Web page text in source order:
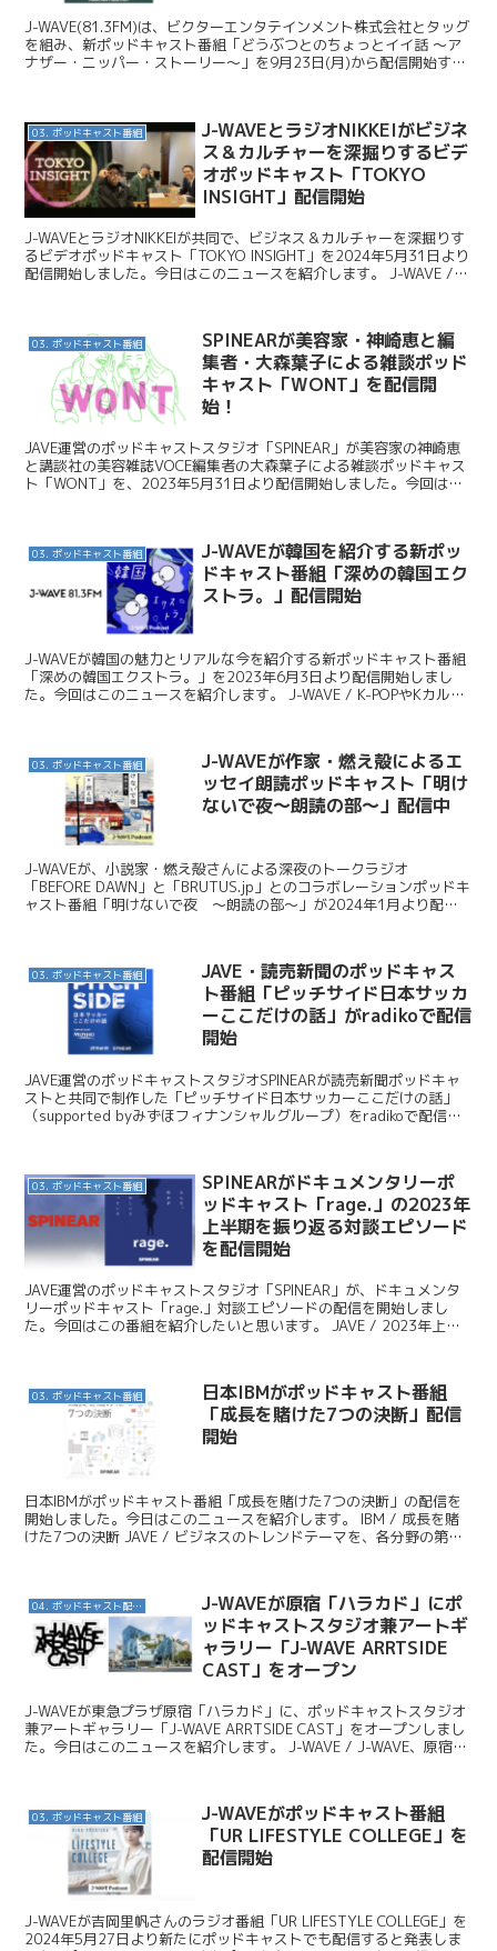
J-WAVE(81.3FM)は、ビクターエンタテインメント株式会社とタッグ
を組み、新ポッドキャスト番組「どうぶつとのちょっとイイ話 ～ア
ナザー・ニッパー・ストーリー～」を9月23日(月)から配信開始する
03. ポッドキャスト番組
J-WAVEとラジオNIKKEIがビジネ
ス＆カルチャーを深掘りするビデ
オポッドキャスト「TOKYO
INSIGHT」配信開始
J-WAVEとラジオNIKKEIが共同で、ビジネス＆カルチャーを深掘りす
るビデオポッドキャスト「TOKYO INSIGHT」を2024年5月31日より
配信開始しました。今日はこのニュースを紹介します。 J-WAVE /
03. ポッドキャスト番組
SPINEARが美容家・神崎恵と編
集者・大森葉子による雑談ポッド
キャスト「WONT」を配信開
始！
JAVE運営のポッドキャストスタジオ「SPINEAR」が美容家の神崎恵
と講談社の美容雑誌VOCE編集者の大森葉子による雑談ポッドキャス
ト「WONT」を、2023年5月31日より配信開始しました。今回はこ
03. ポッドキャスト番組
J-WAVEが韓国を紹介する新ポッ
ドキャスト番組「深めの韓国エク
ストラ。」配信開始
J-WAVEが韓国の魅力とリアルな今を紹介する新ポッドキャスト番組
「深めの韓国エクストラ。」を2023年6月3日より配信開始しまし
た。今回はこのニュースを紹介します。 J-WAVE / K-POPやKカルチ
03. ポッドキャスト番組
J-WAVEが作家・燃え殻によるエ
ッセイ朗読ポッドキャスト「明け
ないで夜～朗読の部～」配信中
J-WAVEが、小説家・燃え殻さんによる深夜のトークラジオ
「BEFORE DAWN」と「BRUTUS.jp」とのコラボレーションポッドキ
ャスト番組「明けないで夜 ～朗読の部～」が2024年1月より配信
03. ポッドキャスト番組
JAVE・読売新聞のポッドキャス
ト番組「ピッチサイド日本サッカ
ーここだけの話」がradikoで配信
開始
JAVE運営のポッドキャストスタジオSPINEARが読売新聞ポッドキャ
ストと共同で制作した「ピッチサイド日本サッカーここだけの話」
（supported byみずほフィナンシャルグループ）をradikoで配信開
03. ポッドキャスト番組
SPINEARがドキュメンタリーポ
ッドキャスト「rage.」の2023年
上半期を振り返る対談エピソード
を配信開始
JAVE運営のポッドキャストスタジオ「SPINEAR」が、ドキュメンタ
リーポッドキャスト「rage.」対談エピソードの配信を開始しまし
た。今回はこの番組を紹介したいと思います。 JAVE / 2023年上半
03. ポッドキャスト番組
日本IBMがポッドキャスト番組
「成長を賭けた7つの決断」配信
開始
日本IBMがポッドキャスト番組「成長を賭けた7つの決断」の配信を
開始しました。今日はこのニュースを紹介します。 IBM / 成長を賭
けた7つの決断 JAVE / ビジネスのトレンドテーマを、各分野の第一
04. ポッドキャスト配信・制作等
J-WAVEが原宿「ハラカド」にポ
ッドキャストスタジオ兼アートギ
ャラリー「J-WAVE ARRTSIDE
CAST」をオープン
J-WAVEが東急プラザ原宿「ハラカド」に、ポッドキャストスタジオ
兼アートギャラリー「J-WAVE ARRTSIDE CAST」をオープンしまし
た。今日はこのニュースを紹介します。 J-WAVE / J-WAVE、原宿の
03. ポッドキャスト番組
J-WAVEがポッドキャスト番組
「UR LIFESTYLE COLLEGE」を
配信開始
J-WAVEが吉岡里帆さんのラジオ番組「UR LIFESTYLE COLLEGE」を
2024年5月27日より新たにポッドキャストでも配信すると発表しま